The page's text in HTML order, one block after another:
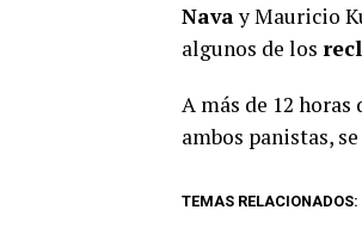
Navay Mauricio
algunos de los
A más de 12
ambos panistas,
TEMAS RELACIONADOS: